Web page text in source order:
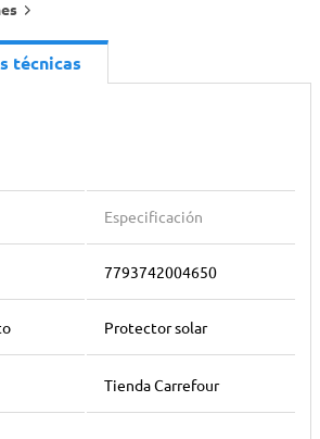
técnicas
Especificación
7793742004650
Protector solar
Tienda Carrefour